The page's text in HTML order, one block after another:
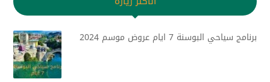
برنامج سياحي البوسنة 7 ايام عروض موسم 2024